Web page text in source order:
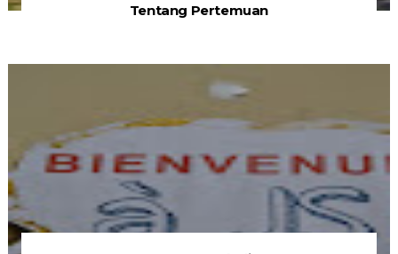
Tentang Pertemuan